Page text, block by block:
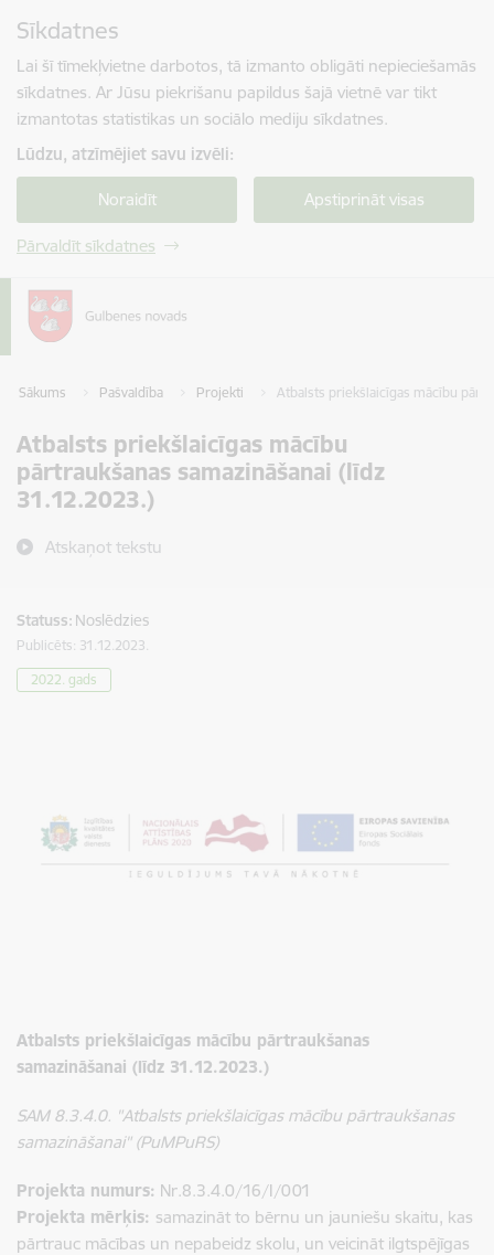
Sīkdatnes
Lai šī tīmekļvietne darbotos, tā izmanto obligāti nepieciešamās
sīkdatnes. Ar Jūsu piekrišanu papildus šajā vietnē var tikt
izmantotas statistikas un sociālo mediju sīkdatnes.
Lūdzu, atzīmējiet savu izvēli:
Noraidīt Apstiprināt visas
Pārvaldīt sīkdatnes
Sākums Pašvaldība Projekti Atbalsts priekšlaicīgas mācību
Atbalsts priekšlaicīgas mācību
pārtraukšanas samazināšanai (līdz
31.12.2023.)
Atskaņot tekstu
Statuss: Noslēdzies
Publicēts: 31.12.2023.
2022. gads
Atbalsts priekšlaicīgas mācību pārtraukšanas
samazināšanai (līdz 31.12.2023.)
SAM 8.3.4.0. "Atbalsts priekšlaicīgas mācību pārtraukšanas
samazināšanai" (PuMPuRS)
Projekta numurs: Nr.8.3.4.0/16/I/001
Projekta mērķis: samazināt to bērnu un jauniešu skaitu, kas
pārtrauc mācības un nepabeidz skolu, un veicināt ilgtspējīgas